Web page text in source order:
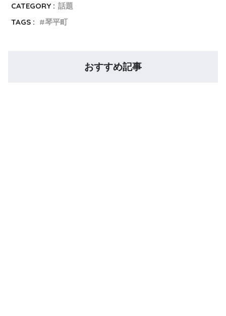
CATEGORY : 話題
TAGS :
琴平町
おすすめ記事